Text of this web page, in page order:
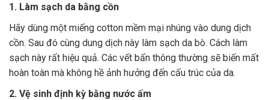
1. Làm sạch da bằng cồn
Hãy dùng một miếng cotton mềm mại nhúng vào dung dịch
cồn. Sau đó cùng dung dịch này làm sạch da bò. Cách làm
sạch này rất hiệu quả. Các vết bẩn thông thường sẽ biến mất
hoàn toàn mà không hề ảnh hưởng đến cấu trúc của da.
2. Vệ sinh định kỳ bằng nước ấm